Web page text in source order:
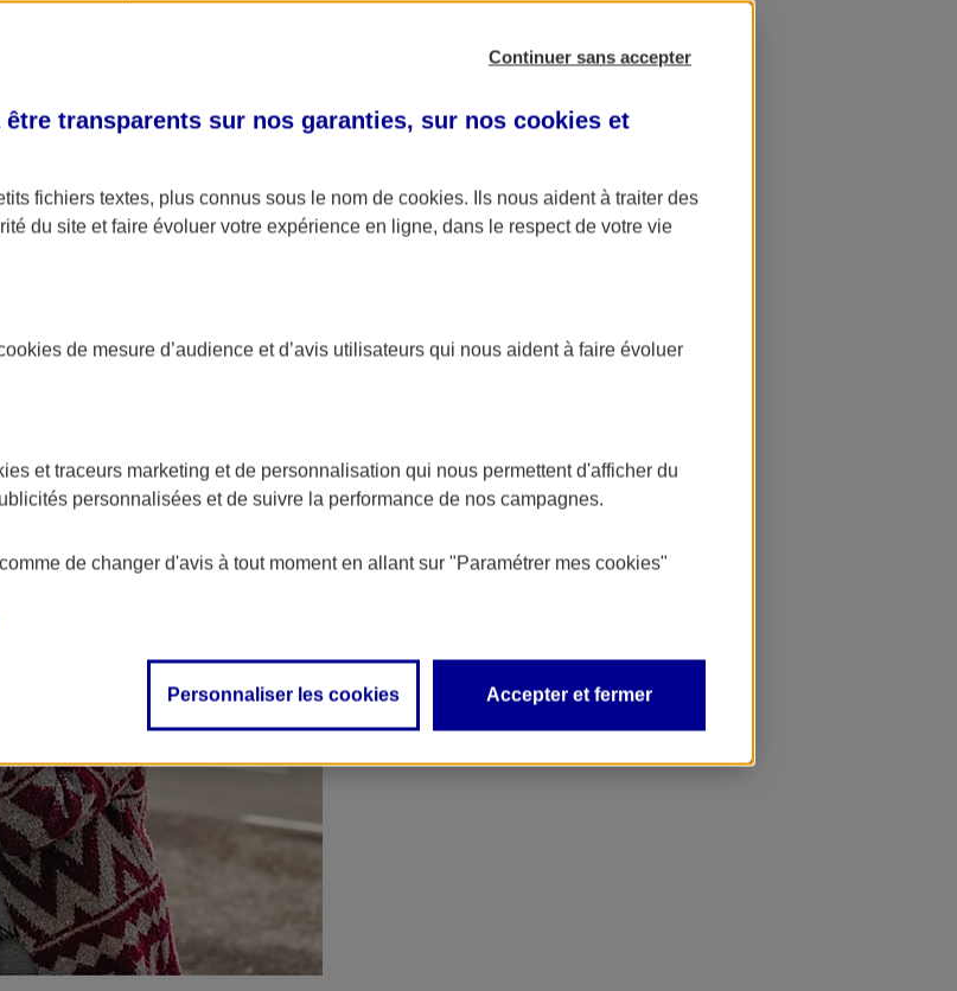
L'application AXA Banque
poche !
Continuer sans accepter
être transparents sur nos garanties, sur nos cookies et
fichiers textes, plus connus sous le nom de cookies. Ils nous aident à traiter des
du site et faire évoluer votre expérience en ligne, dans le respect de votre vie
de mesure d’audience et d’avis utilisateurs qui nous aident à faire évoluer
et traceurs marketing et de personnalisation qui nous permettent d'afficher du
personnalisées et de suivre la performance de nos campagnes.
de changer d'avis à tout moment en allant sur "Paramétrer mes cookies"
Personnaliser les cookies Accepter et fermer